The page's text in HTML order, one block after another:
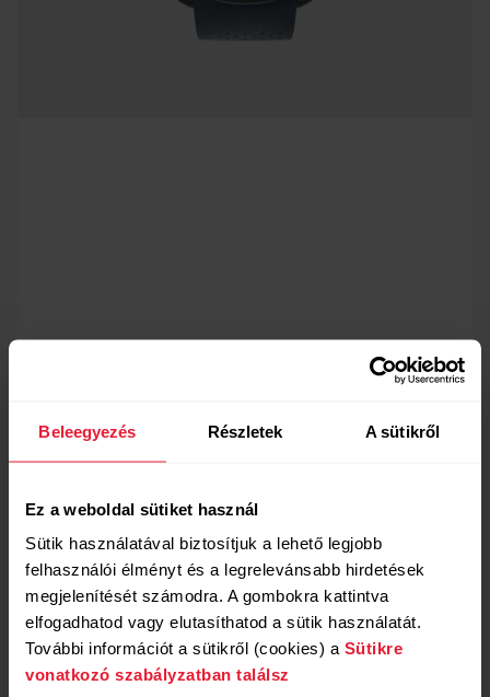
Beleegyezés Részletek A sütikről
Ez a weboldal sütiket használ
Sütik használatával biztosítjuk a lehető legjobb
felhasználói élményt és a legrelevánsabb hirdetések
megjelenítését számodra. A gombokra kattintva
elfogadhatod vagy elutasíthatod a sütik használatát.
További információt a sütikről (cookies) a Sütikre
vonatkozó szabályzatban találsz
Véroxigénszint
Polar SpO2 véroxigénszint-mérő funkciója
pulzoximetriás technológia alkalmazásával becsüli meg
hullámhosszú – vörös és infravörös – fényt sugároz a
bőrön keresztül, és az alatta található véredényekbe.
Az ereken belül a fény kölcsönhatásba kerül a
vörösvértestekben található oxigenizált és
deoxigenizált hemoglobinnal. A rendszer a visszavert